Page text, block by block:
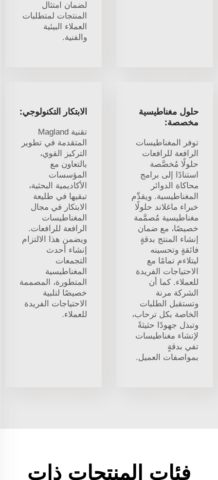
لضمان امتثال
المنتجات لمتطلبات
العملاء البيئية
والفنية.
حلول مغناطيسية
مخصصة:
توفر المغناطيسات
الرافعة للرافعات
حلولًا مُخصَّصة
استنادًا إلى برامج
محاكاة الدوائر
المغناطيسية. ويقدِّم
خبراء ماغلاند حلولًا
مغناطيسية مُصمَّمة
خصيصًا، مع ضمان
إنشاء المنتج بدقةٍ
فائقةٍ وتحسينه
ليتلاءم تمامًا مع
الاحتياجات الفريدة
للعملاء. كما أن
الشركة مرنة
وتستقبل الطلبات
الخاصة بكل ترحاب،
وتبذل جهودًا حثيثةً
لإنشاء مغناطيسات
تفي بدقةٍ
بمواصفات العميل.
الابتكار التكنولوجي:
تقنية Magland
المتقدمة في تطوير
التركيز القوي،
بالتعاون مع
المؤسسات
الأكاديمية البحثية،
تبقيها في طليعة
الابتكار في مجال
المغناطيسات
الرافعة للرافعات.
ويضمن هذا الالتزام
إنشاء أحدث
التجمعات
المغناطيسية
المتطورة، المصممة
خصيصًا لتلبية
الاحتياجات الفريدة
للعملاء.
فئات المنتجات ذات